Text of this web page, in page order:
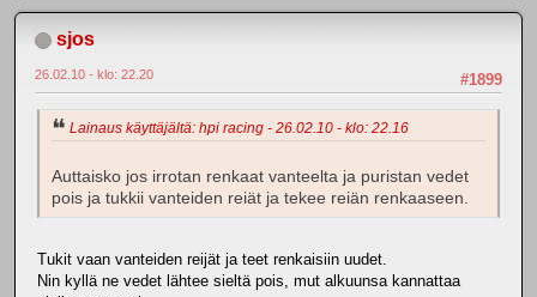
sjos
#1899
26.02.10 - klo: 22.20
Lainaus käyttäjältä: hpi racing - 26.02.10 - klo: 22.16
Auttaisko jos irrotan renkaat vanteelta ja puristan vedet
pois ja tukkii vanteiden reiät ja tekee reiän renkaaseen.
Tukit vaan vanteiden reijät ja teet renkaisiin uudet.
Nin kyllä ne vedet lähtee sieltä pois, mut alkuunsa kannattaa